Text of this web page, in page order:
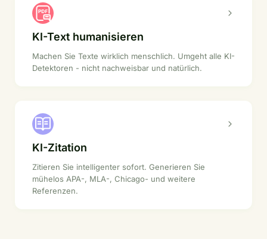
KI-Text humanisieren
Machen Sie Texte wirklich menschlich. Umgeht alle KI-
Detektoren - nicht nachweisbar und natürlich.
KI-Zitation
Zitieren Sie intelligenter sofort. Generieren Sie
mühelos APA-, MLA-, Chicago- und weitere
Referenzen.